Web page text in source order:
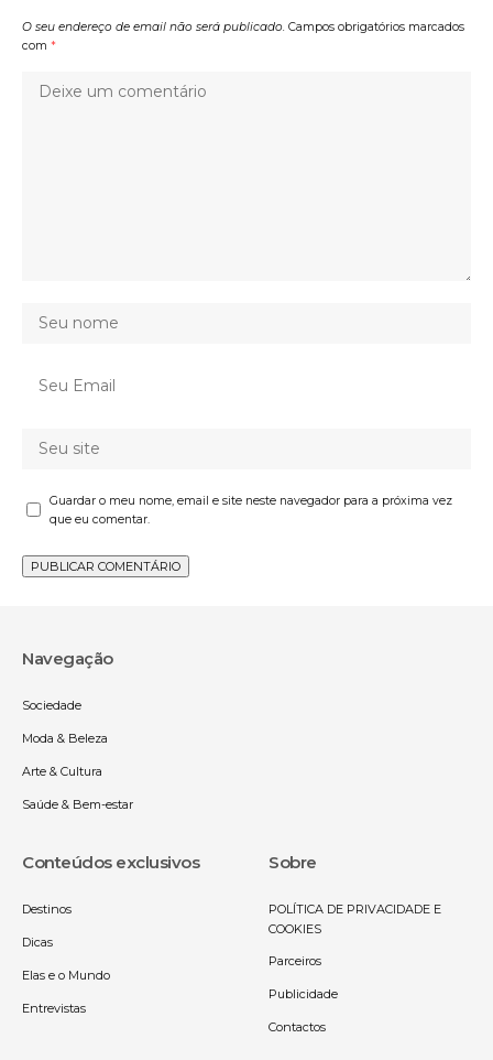
O seu endereço de email não será publicado. Campos obrigatórios marcados
com *
Guardar o meu nome, email e site neste navegador para a próxima vez
que eu comentar.
Navegação
Sociedade
Moda & Beleza
Arte & Cultura
Saúde & Bem-estar
Conteúdos exclusivos
Destinos
Dicas
Elas e o Mundo
Entrevistas
Sobre
POLÍTICA DE PRIVACIDADE E
COOKIES
Parceiros
Publicidade
Contactos